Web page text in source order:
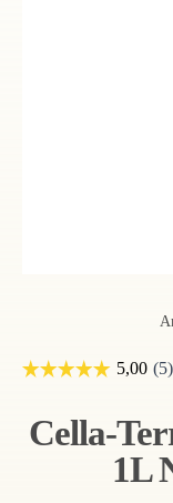
Cella-
1L